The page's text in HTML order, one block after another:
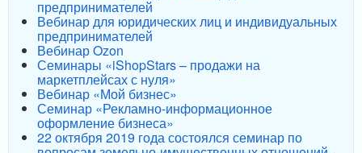
предпринимателей
Вебинар для юридических лиц и индивидуальных
предпринимателей
Вебинар Ozon
Семинары «iShopStars – продажи на
маркетплейсах с нуля»
Вебинар «Мой бизнес»
Семинар «Рекламно-информационное
оформление бизнеса»
22 октября 2019 года состоялся семинар по